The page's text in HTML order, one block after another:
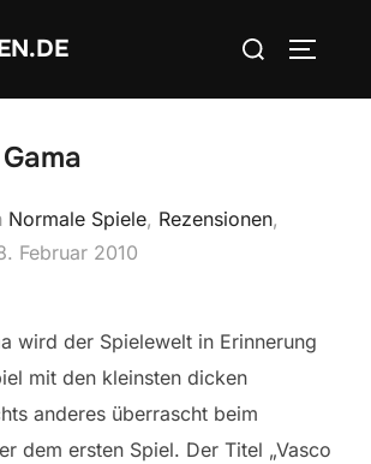
Suchen
Normale Spiele, Rezensionen,
Februar 2010
wird der Spielewelt in Erinnerung
mit den kleinsten dicken
anderes überrascht beim
dem ersten Spiel. Der Titel „Vasco